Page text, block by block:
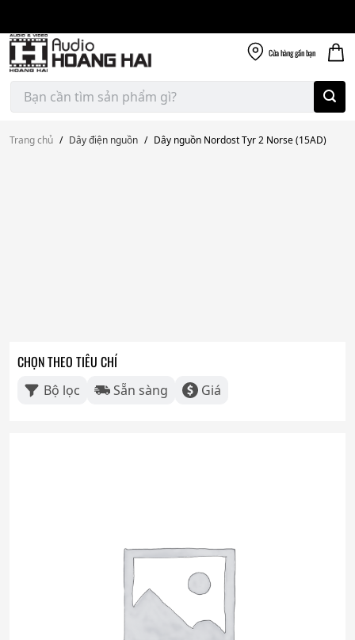
content
Cửa hànggần bạn
Tìm
kiếm:
Trang chủ / Dây điện nguồn / Dây nguồn Nordost Tyr 2 Norse (15AD)
CHỌN THEO TIÊU CHÍ
Bộ lọc Sẵn sàng Giá